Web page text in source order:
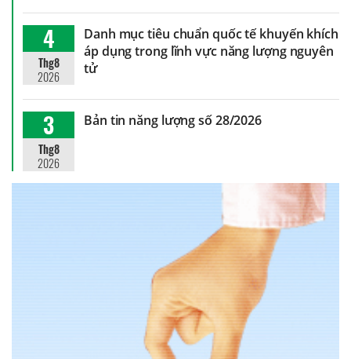
4
Thg8
2026
Danh mục tiêu chuẩn quốc tế khuyến khích
áp dụng trong lĩnh vực năng lượng nguyên
tử
3
Thg8
2026
Bản tin năng lượng số 28/2026